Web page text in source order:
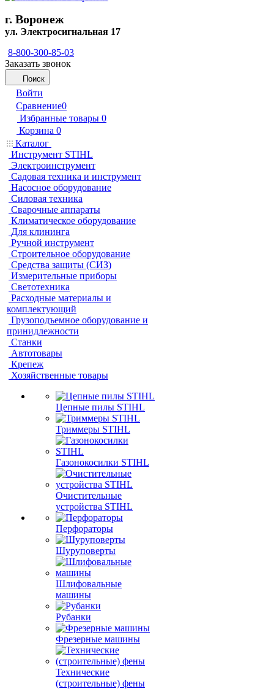
г. Воронеж
ул. Электросигнальная 17
8-800-300-85-03
Заказать звонок
Поиск
Войти
Сравнение0
Избранные товары 0
Корзина 0
Каталог
Инструмент STIHL
Электроинструмент
Садовая техника и инструмент
Насосное оборудование
Силовая техника
Сварочные аппараты
Климатическое оборудование
Для клининга
Ручной инструмент
Строительное оборудование
Средства защиты (СИЗ)
Измерительные приборы
Светотехника
Расходные материалы и
комплектующий
Грузоподъемное оборудование и
принидлежности
Станки
Автотовары
Крепеж
Хозяйственные товары
Цепные пилы STIHL
Триммеры STIHL
Газонокосилки STIHL
Очистительные
устройства STIHL
Перфораторы
Шуруповерты
Шлифовальные
машины
Рубанки
Фрезерные машины
Технические
(строительные) фены